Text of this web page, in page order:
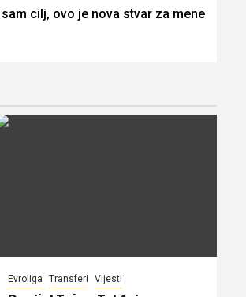
cilj, ovo je nova stvar za mene
Evroliga Transferi Vijesti